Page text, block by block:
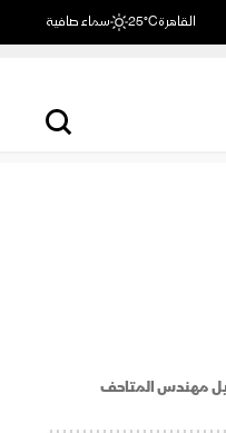
القاهرة25°C سماء صافية
مهندس المتاحف